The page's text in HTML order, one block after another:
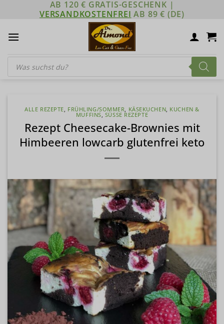
AB 120 € GRATIS-GESCHENK |
VERSANDKOSTENFREI AB 89 € (DE)
Products
search
ALLE REZEPTE, FRÜHLING/SOMMER, KÄSEKUCHEN, KUCHEN &
MUFFINS, SÜSSE REZEPTE
Rezept Cheesecake-Brownies mit
Himbeeren lowcarb glutenfrei keto